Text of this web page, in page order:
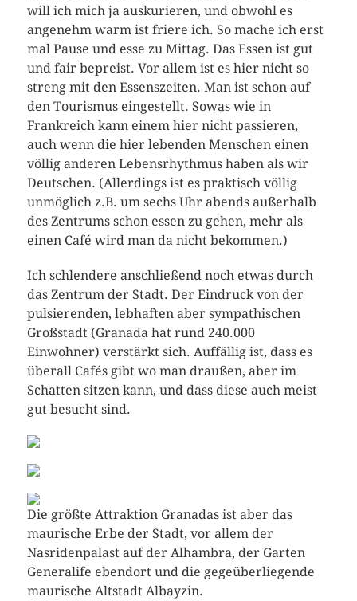
will ich mich ja auskurieren, und obwohl es
angenehm warm ist friere ich. So mache ich erst
mal Pause und esse zu Mittag. Das Essen ist gut
und fair bepreist. Vor allem ist es hier nicht so
streng mit den Essenszeiten. Man ist schon auf
den Tourismus eingestellt. Sowas wie in
Frankreich kann einem hier nicht passieren,
auch wenn die hier lebenden Menschen einen
völlig anderen Lebensrhythmus haben als wir
Deutschen. (Allerdings ist es praktisch völlig
unmöglich z.B. um sechs Uhr abends außerhalb
des Zentrums schon essen zu gehen, mehr als
einen Café wird man da nicht bekommen.)
Ich schlendere anschließend noch etwas durch
das Zentrum der Stadt. Der Eindruck von der
pulsierenden, lebhaften aber sympathischen
Großstadt (Granada hat rund 240.000
Einwohner) verstärkt sich. Auffällig ist, dass es
überall Cafés gibt wo man draußen, aber im
Schatten sitzen kann, und dass diese auch meist
gut besucht sind.
Die größte Attraktion Granadas ist aber das
maurische Erbe der Stadt, vor allem der
Nasridenpalast auf der Alhambra, der Garten
Generalife ebendort und die gegeüberliegende
maurische Altstadt Albayzin.